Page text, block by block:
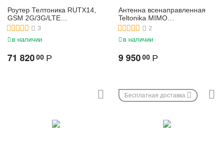
Роутер Телтоника RUTX14,
GSM 2G/3G/LTE
2xSim,Cat12, Eth, Wi-Fi
маршрутизатор
3
в наличии
71 82000 Р
Антенна всенаправленная
Teltonika MIMO
MOBILE/GNSS/WIFI IP67
2
в наличии
9 95000 Р
Бесплатная доставка